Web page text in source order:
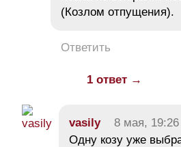
(Козлом отпущения).
Ответить
1 ответ →
vasily 8 мая, 19:26
Одну козу уже